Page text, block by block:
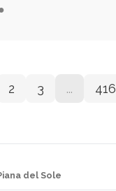
2 3 ... 416
del Sole